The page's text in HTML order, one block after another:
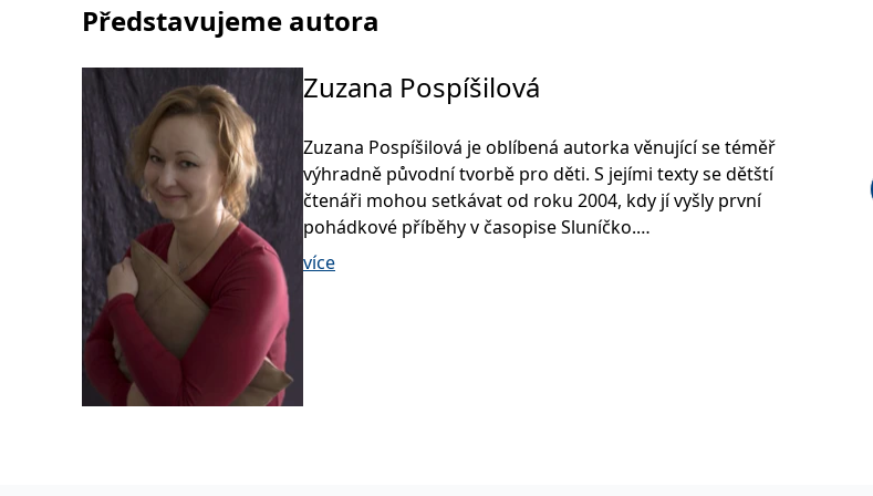
Představujeme autora
Zuzana Pospíšilová
Zuzana Pospíšilová je oblíbená autorka věnující se téměř
výhradně původní tvorbě pro děti. S jejími texty se dětští
čtenáři mohou setkávat od roku 2004, kdy jí vyšly první
pohádkové příběhy v časopise Sluníčko.
více